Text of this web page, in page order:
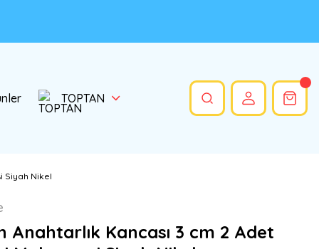
TOPTAN
Siyah Nikel
Anahtarlık Kancası 3 cm 2 Adet